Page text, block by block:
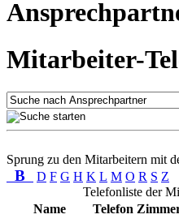
Mitarbeiter-
Sprung zu den Mitarbeitern mit
B D F G H K L M O R S Z
Telefonliste der
Name
Telefon